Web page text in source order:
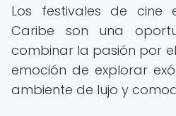
Los festivales de cine
Caribe son una
combinar la pasión por
emoción de explorar
ambiente de lujo y